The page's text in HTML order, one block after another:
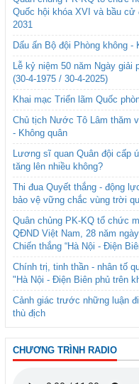
Quốc hội khóa XVI và bầu cử
2031
Dấu ấn Bộ đội Phòng không -
Lễ kỷ niệm 50 năm Ngày giải
(30-4-1975 / 30-4-2025)
Khai mạc Triển lãm Quốc
Chủ tịch Nước Tô Lâm thăm
- Không quân
Lương sĩ quan Quân đội cấp
tăng lên nhiều không?
Thi đua Quyết thắng - động
bảo vệ vững chắc vùng trời
Quân chủng PK-KQ tổ chức
QĐND Việt Nam, 28 năm
Chiến thắng “Hà Nội - Điện
Chính trị, tinh thần - nhân tố
"Hà Nội - Điện Biên phủ trên
Cảnh giác trước những luận
thù địch
CHƯƠNG TRÌNH RADIO